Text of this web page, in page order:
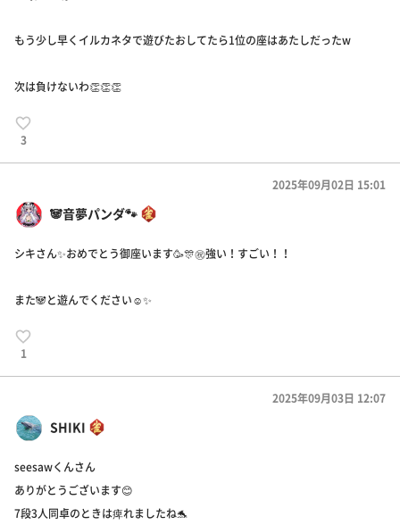
もう少し早くイルカネタで遊びたおしてたら1位の座はあたしだったw
次は負けないわ👏👏👏
3
🐼音夢パンダ🐾
2025年09月02日 15:01
シキさん✨おめでとう御座います🥳🎊㊗️強い！すごい！！
また🐼と遊んでください☺️✨
1
SHIKI
2025年09月03日 12:07
seesawくんさん
ありがとうございます😊
7段3人同卓のときは痺れましたね🐬